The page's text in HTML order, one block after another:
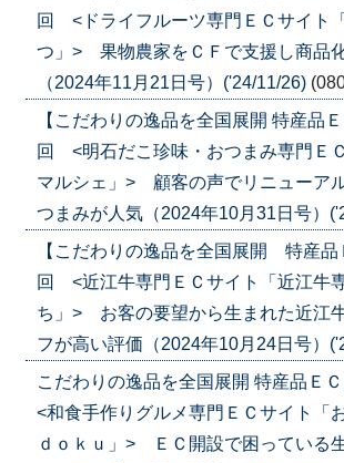
回 <ドライフルーツ専門ＥＣサイト
つ」> 果物農家をＣＦで支援し商品
（2024年11月21日号）('24/11/26)
【こだわりの逸品を全国展開 特産品
回 <明石だこ珍味・おつまみ専門Ｅ
マルシェ」> 顧客の声でリニューア
つまみが人気（2024年10月31日号）
【こだわりの逸品を全国展開 特産品
回 <近江牛専門ＥＣサイト「近江牛
ち」> お客の要望から生まれた近江
フが高い評価（2024年10月24日号）
こだわりの逸品を全国展開 特産品Ｅ
<和食手作りグルメ専門ＥＣサイト「
ｄｏｋｕ」> ＥＣ開設で困っている